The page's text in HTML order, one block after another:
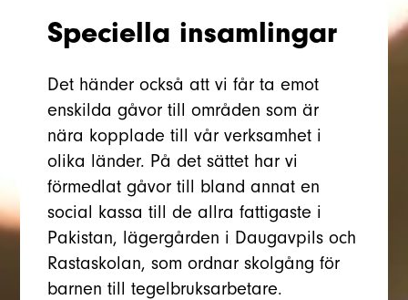
Speciella insamlingar
Det händer också att vi får ta emot
enskilda gåvor till områden som är
nära kopplade till vår verksamhet i
olika länder. På det sättet har vi
förmedlat gåvor till bland annat en
social kassa till de allra fattigaste i
Pakistan, lägergården i Daugavpils och
Rastaskolan, som ordnar skolgång för
barnen till tegelbruksarbetare.